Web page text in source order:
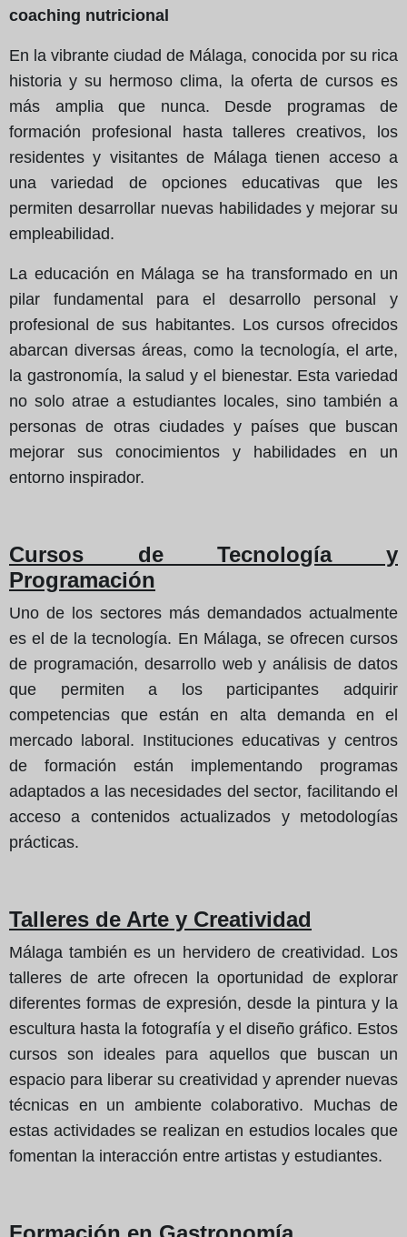
coaching nutricional
En la vibrante ciudad de Málaga, conocida por su rica
historia y su hermoso clima, la oferta de cursos es
más amplia que nunca. Desde programas de
formación profesional hasta talleres creativos, los
residentes y visitantes de Málaga tienen acceso a
una variedad de opciones educativas que les
permiten desarrollar nuevas habilidades y mejorar su
empleabilidad.
La educación en Málaga se ha transformado en un
pilar fundamental para el desarrollo personal y
profesional de sus habitantes. Los cursos ofrecidos
abarcan diversas áreas, como la tecnología, el arte,
la gastronomía, la salud y el bienestar. Esta variedad
no solo atrae a estudiantes locales, sino también a
personas de otras ciudades y países que buscan
mejorar sus conocimientos y habilidades en un
entorno inspirador.
Cursos de Tecnología y
Programación
Uno de los sectores más demandados actualmente
es el de la tecnología. En Málaga, se ofrecen cursos
de programación, desarrollo web y análisis de datos
que permiten a los participantes adquirir
competencias que están en alta demanda en el
mercado laboral. Instituciones educativas y centros
de formación están implementando programas
adaptados a las necesidades del sector, facilitando el
acceso a contenidos actualizados y metodologías
prácticas.
Talleres de Arte y Creatividad
Málaga también es un hervidero de creatividad. Los
talleres de arte ofrecen la oportunidad de explorar
diferentes formas de expresión, desde la pintura y la
escultura hasta la fotografía y el diseño gráfico. Estos
cursos son ideales para aquellos que buscan un
espacio para liberar su creatividad y aprender nuevas
técnicas en un ambiente colaborativo. Muchas de
estas actividades se realizan en estudios locales que
fomentan la interacción entre artistas y estudiantes.